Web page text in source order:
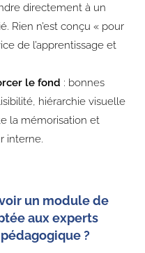
directement à un
Rien n’est conçu « pour
de l’apprentissage et
le fond : bonnes
hiérarchie visuelle
la mémorisation et
interne.
un module de
aux experts
?